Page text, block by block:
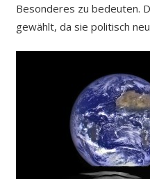
Besonderes zu bedeuten.
gewählt, da sie politisch